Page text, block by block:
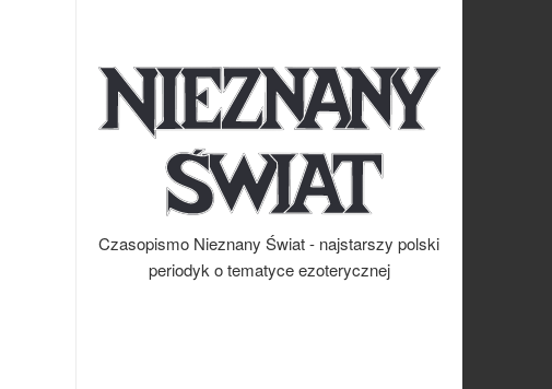
Czasopismo Nieznany Świat - najstarszy polski
periodyk o tematyce ezoterycznej